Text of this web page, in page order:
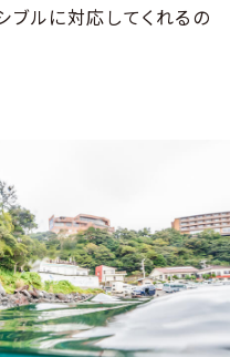
ブルに対応してくれるの